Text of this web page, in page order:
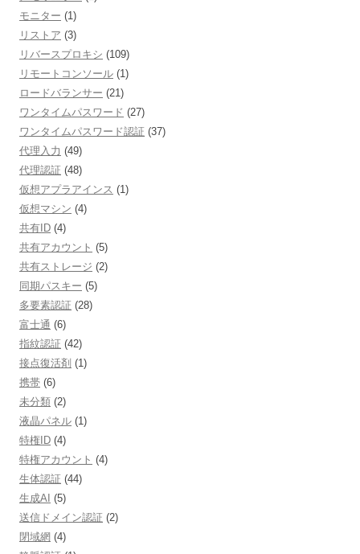
モニター (1)
リストア (3)
リバースプロキシ (109)
リモートコンソール (1)
ロードバランサー (21)
ワンタイムパスワード (27)
ワンタイムパスワード認証 (37)
代理入力 (49)
代理認証 (48)
仮想アプラアインス (1)
仮想マシン (4)
共有ID (4)
共有アカウント (5)
共有ストレージ (2)
同期パスキー (5)
多要素認証 (28)
富士通 (6)
指紋認証 (42)
接点復活剤 (1)
携帯 (6)
未分類 (2)
液晶パネル (1)
特権ID (4)
特権アカウント (4)
生体認証 (44)
生成AI (5)
送信ドメイン認証 (2)
閉域網 (4)